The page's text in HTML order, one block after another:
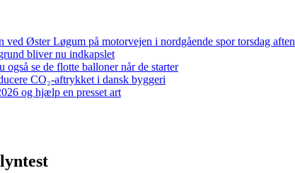
Øster Løgum på motorvejen i nordgående spor torsdag aften
bliver nu indkapslet
se de flotte balloner når de starter
CO₂-aftrykket i dansk byggeri
og hjælp en presset art